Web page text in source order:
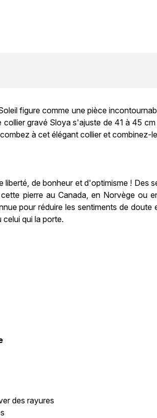
figure comme une pièce
gravé Sloya s'ajuste de 41 à 45
à cet élégant collier et
liberté, de bonheur et d'optimisme !
pierre au Canada, en Norvège ou
pour réduire les sentiments de
qui la porte.
des rayures